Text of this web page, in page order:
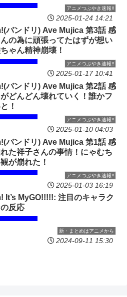
アニメつぶやき速報‼︎
2025-01-24 14:21
アニメつぶやき速報‼︎
バンドリ) Ave Mujica 第3話 感
の為に頑張ってたはずが想い
ゃん精神崩壊！
2025-01-17 10:41
アニメつぶやき速報‼︎
バンドリ) Ave Mujica 第2話 感
どんどん壊れていく！誰かフ
！
2025-01-10 04:03
アニメつぶやき速報‼︎
バンドリ) Ave Mujica 第1話 感
た祥子さんの事情！にゃむち
が崩れた！
2025-01-03 16:19
新・まとめはアニメから
It’s MyGO!!!!!: 注目のキャラク
反応
2024-09-11 15:30